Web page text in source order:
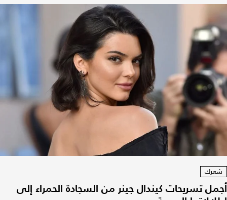
شعرك
أجمل تسريحات كيندال جينر من السجادة الحمراء إلى